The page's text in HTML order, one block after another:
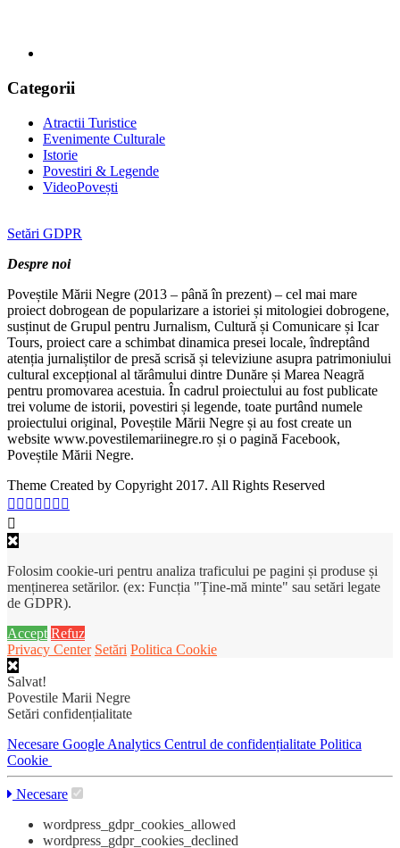
Categorii
Atractii Turistice
Evenimente Culturale
Istorie
Povestiri & Legende
VideoPovești
Setări GDPR
Despre noi
Poveștile Mării Negre (2013 – până în prezent) – cel mai mare
proiect dobrogean de popularizare a istoriei și mitologiei dobrogene,
susținut de Grupul pentru Jurnalism, Cultură și Comunicare și Icar
Tours, proiect care a schimbat dinamica presei locale, îndreptând
atenția jurnaliștilor de presă scrisă și televiziune asupra patrimoniului
cultural excepțional al tărâmului dintre Dunăre și Marea Neagră
pentru promovarea acestuia. În cadrul proiectului au fost publicate
trei volume de istorii, povestiri și legende, toate purtând numele
proiectului original, Poveștile Mării Negre și au fost create un
website www.povestilemariinegre.ro și o pagină Facebook,
Poveștile Mării Negre.
Theme Created by Copyright 2017. All Rights Reserved
Folosim cookie-uri pentru analiza traficului pe pagini și produse și
menținerea setărilor. (ex: Funcția "Ține-mă minte" sau setări legate
de GDPR).
Accept Refuz
Privacy Center Setări Politica Cookie
Salvat!
Povestile Marii Negre
Setări confidențialitate
Necesare Google Analytics Centrul de confidențialitate Politica
Cookie
Necesare
wordpress_gdpr_cookies_allowed
wordpress_gdpr_cookies_declined